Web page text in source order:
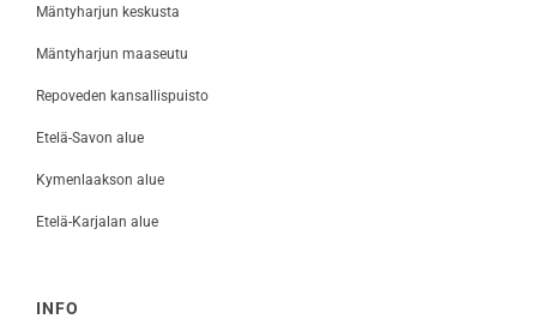
Mäntyharjun keskusta
Mäntyharjun maaseutu
Repoveden kansallispuisto
Etelä-Savon alue
Kymenlaakson alue
Etelä-Karjalan alue
INFO